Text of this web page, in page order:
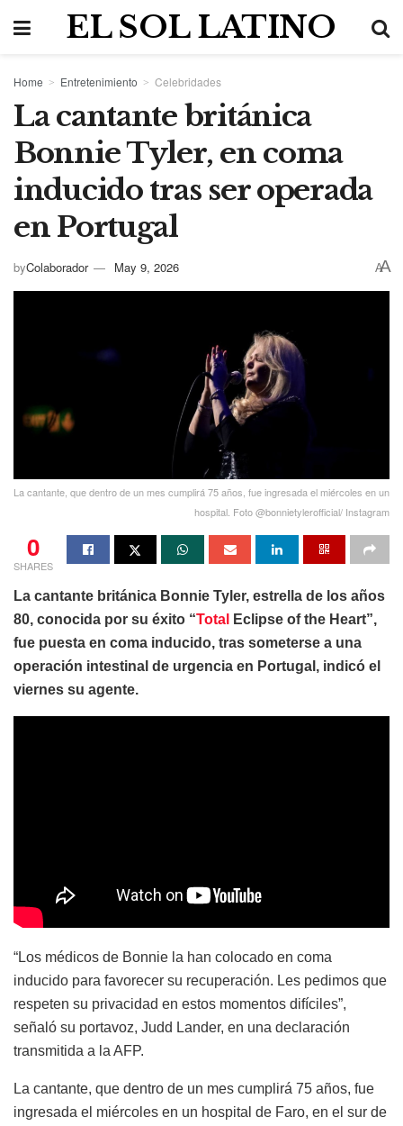
EL SOL LATINO
Home Entretenimiento Celebridades
La cantante británica
Bonnie Tyler, en coma
inducido tras ser operada
en Portugal
byColaborador May 9, 2026 AA
La cantante, que dentro de un mes cumplirá 75 años, fue ingresada el miércoles en un
hospital. Foto @bonnietylerofficial/ Instagram
0
SHARES
La cantante británica Bonnie Tyler, estrella de los años
80, conocida por su éxito “Total
Eclipse of the Heart”,
fue puesta en coma inducido, tras someterse a una
operación intestinal de urgencia en Portugal, indicó el
viernes su agente.
“Los médicos de Bonnie la han colocado en coma
inducido para favorecer su recuperación. Les pedimos que
respeten su privacidad en estos momentos difíciles”,
señaló su portavoz, Judd Lander, en una declaración
transmitida a la AFP.
La cantante, que dentro de un mes cumplirá 75 años, fue
ingresada el miércoles en un hospital de Faro, en el sur de